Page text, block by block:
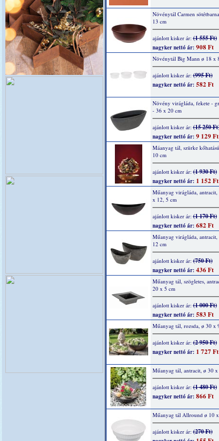
Növénytál Carmen
13 cm
ajánlott kisker ár:(1 555 Ft)
nagyker nettó ár: 908 Ft
Növénytál Big Mann ø 18 x
ajánlott kisker ár:(995 Ft)
nagyker nettó ár: 582 Ft
Növény virágláda, fekete -
- 36 x 20 cm
ajánlott kisker ár:(15 250
nagyker nettó ár: 9 129 Ft
Máanyag tál, szürke
10 cm
ajánlott kisker ár:(1 930 Ft)
nagyker nettó ár: 1 152 Ft
Műanyag virágláda,
x 12, 5 cm
ajánlott kisker ár:(1 170 Ft)
nagyker nettó ár: 682 Ft
Műanyag virágláda,
12 cm
ajánlott kisker ár:(750 Ft)
nagyker nettó ár: 436 Ft
Műanyag tál, szögletes,
20 x 5 cm
ajánlott kisker ár:(1 000 Ft)
nagyker nettó ár: 583 Ft
Műanyag tál, rozsda, ø 30 x
ajánlott kisker ár:(2 950 Ft)
nagyker nettó ár: 1 727 Ft
Műanyag tál, antracit, ø 30
ajánlott kisker ár:(1 480 Ft)
nagyker nettó ár: 866 Ft
Műanyag tál Allround ø 10
ajánlott kisker ár:(270 Ft)